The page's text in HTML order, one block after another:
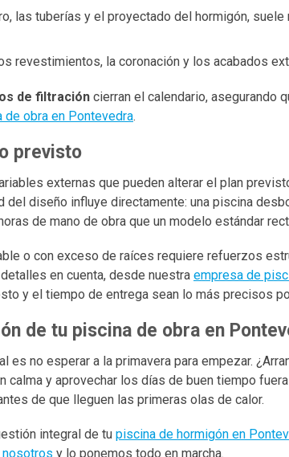
las tuberías y el proyectado del hormigón,
revestimientos, la coronación y los acabados
de filtración cierran el calendario, asegurando
de obra en Pontevedra.
previsto
externas que pueden alterar el plan
diseño influye directamente: una piscina
de mano de obra que un modelo estándar
o con exceso de raíces requiere refuerzos
en cuenta, desde nuestra empresa de
y el tiempo de entrega sean lo más precisos
de tu piscina de obra en
no esperar a la primavera para empezar.
y aprovechar los días de buen tiempo
de que lleguen las primeras olas de calor.
integral de tu piscina de hormigón en
nosotros y lo ponemos todo en marcha.